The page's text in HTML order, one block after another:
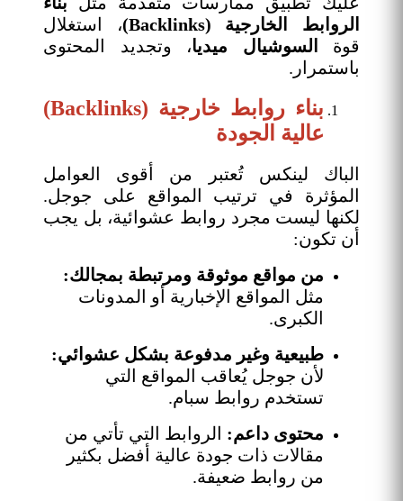
الروابط الخارجية (Backlinks)
، استغلال
قوة
السوشيال ميديا، وتجديد المحتوى
باستمرار.
بناء روابط خارجية (Backlinks)
عالية الجودة
الباك لينكس تُعتبر من أقوى العوامل
المؤثرة في ترتيب المواقع على جوجل.
لكنها ليست مجرد روابط عشوائية، بل يجب
أن تكون:
من مواقع موثوقة ومرتبطة بمجالك:
مثل المواقع الإخبارية أو المدونات
الكبرى.
طبيعية وغير مدفوعة بشكل عشوائي:
لأن جوجل يُعاقب المواقع التي
تستخدم روابط سبام.
محتوى داعم: الروابط التي تأتي من
مقالات ذات جودة عالية أفضل بكثير
من روابط ضعيفة.